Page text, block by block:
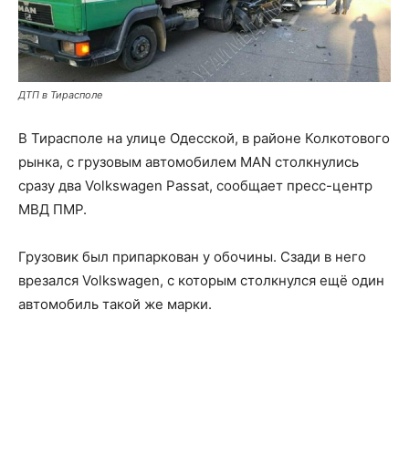
ДТП в Тирасполе
В Тирасполе на улице Одесской, в районе Колкотового
рынка, с грузовым автомобилем MAN столкнулись
сразу два Volkswagen Passat, сообщает пресс-центр
МВД ПМР.
Грузовик был припаркован у обочины. Сзади в него
врезался Volkswagen, с которым столкнулся ещё один
автомобиль такой же марки.